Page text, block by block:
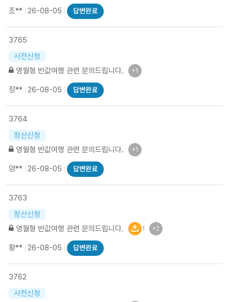
조** 26-08-05 답변완료
3765
사전신청
영월형 반값여행 관련 문의드립니다.
+1
장** 26-08-05 답변완료
3764
정산신청
영월형 반값여행 관련 문의드립니다.
+1
양** 26-08-05 답변완료
3763
정산신청
영월형 반값여행 관련 문의드립니다.
1 +2
황** 26-08-05 답변완료
3762
사전신청